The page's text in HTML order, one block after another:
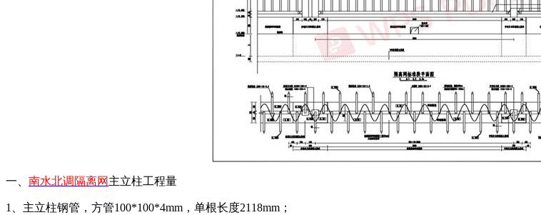
一、 南水北调隔离网 主立柱工程量
1、主立柱钢管，方管100*100*4mm，单根长度2118mm；